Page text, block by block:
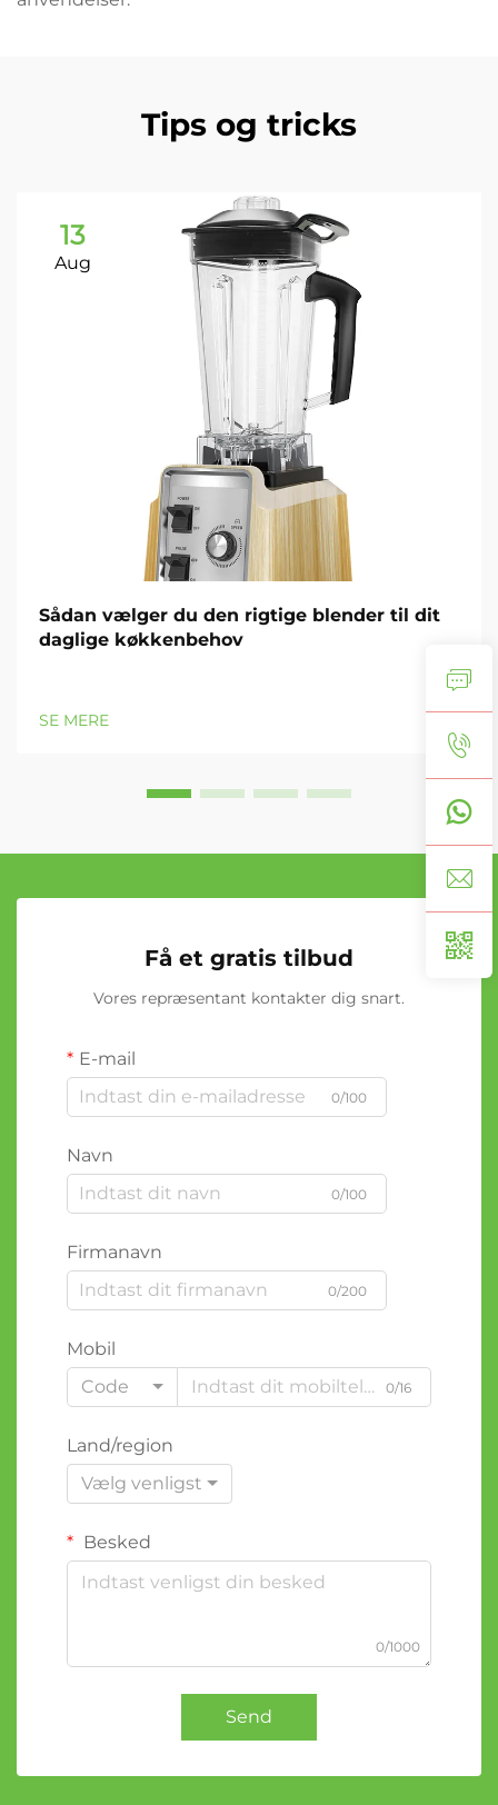
Tips og tricks
13
Aug
Sådan vælger du den rigtige blender til dit
daglige køkkenbehov
SE MERE
Få et gratis tilbud
Vores repræsentant kontakter dig snart.
E-mail
0/100
Navn
0/100
Firmanavn
0/200
Mobil
Code
0/16
Land/region
Vælg venligst
Besked
0/1000
Send